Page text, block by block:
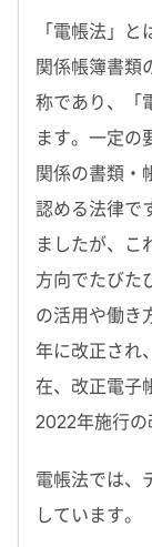
「電帳法」
関係帳簿書類
称であり、「
ます。一定の
関係の書類・
認める法律で
ましたが、こ
方向でたびた
の活用や働き
年に改正され
在、改正電子
2022年施行の
電帳法では、
しています。